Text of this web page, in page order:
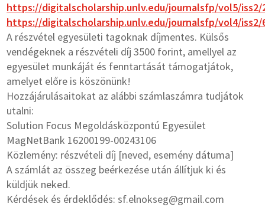
https://digitalscholarship.unlv.edu/journalsfp/vol5/iss2/
https://digitalscholarship.unlv.edu/journalsfp/vol4/iss2/
A részvétel egyesületi tagoknak díjmentes. Külsős
vendégeknek a részvételi díj 3500 forint, amellyel az
egyesület munkáját és fenntartását támogatjátok,
amelyet előre is köszönünk!
Hozzájárulásaitokat az alábbi számlaszámra tudjátok
utalni:
Solution Focus Megoldásközpontú Egyesület
MagNetBank 16200199-00243106
Közlemény: részvételi díj [neved, esemény dátuma]
A számlát az összeg beérkezése után állítjuk ki és
küldjük neked.
Kérdések és érdeklődés: sf.elnokseg@gmail.com